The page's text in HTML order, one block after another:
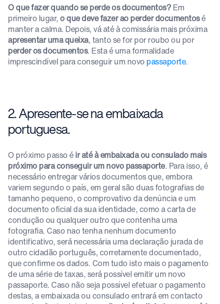
O que fazer quando se perde os documentos?Em
primeiro lugar, o que deve fazer ao perder documentosé
manter a calma. Depois, vá até à comissária mais próxima
apresentar uma queixa, tanto se for por roubo ou por
perder os documentos. Esta é uma formalidade
imprescindível para conseguir um novo passaporte.
2. Apresente-se na embaixada
portuguesa.
O próximo passo éir até à embaixada ou consulado mais
próximo para conseguir um novo passaporte. Para isso, é
necessário entregar vários documentos que, embora
variem segundo o país, em geral são duas fotografias de
tamanho pequeno, o comprovativo da denúncia e um
documento oficial da sua identidade, como a carta de
condução ou qualquer outro que contenha uma
fotografia. Caso nao tenha nenhum documento
identificativo, será necessária uma declaração jurada de
outro cidadão português, corretamente documentado,
que confirme os dados. Com tudo isto mais o pagamento
de uma série de taxas, será possível emitir um novo
passaporte. Caso não seja possível efetuar o pagamento
destas, a embaixada ou consulado entrará em contacto